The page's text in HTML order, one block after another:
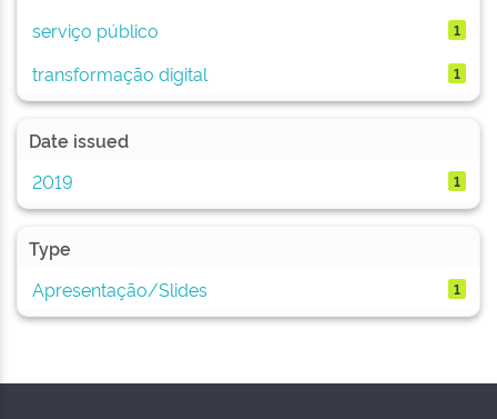
serviço público 1
transformação digital 1
Date issued
2019
1
Type
Apresentação/Slides
1